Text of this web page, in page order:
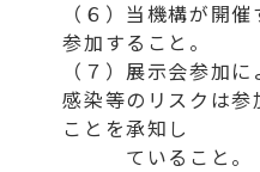
（６）当機構が開
参加すること。
（７）展示会参加
感染等のリスクは
ことを承知し
ていること。